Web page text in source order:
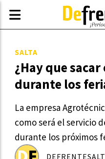
¿Hay que
durante los
La empresa
como será el servicio
durante los próximos
SALTA